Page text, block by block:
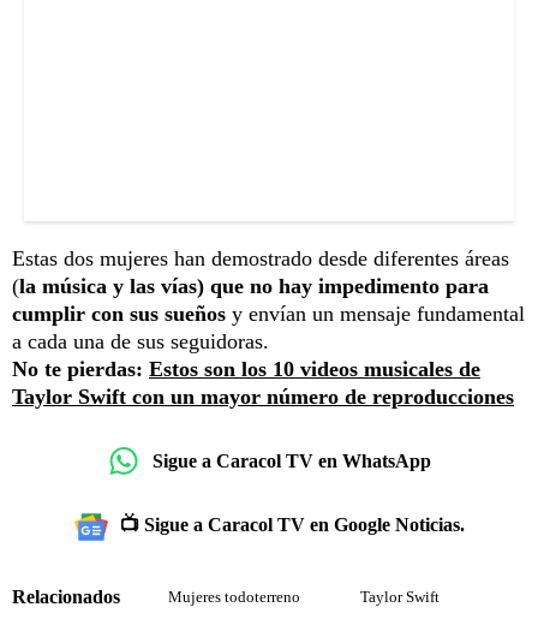
Estas dos mujeres han demostrado desde diferentes áreas
(la música y las vías) que no hay impedimento para
cumplir con sus sueños y envían un mensaje fundamental
a cada una de sus seguidoras.
No te pierdas: Estos son los 10 videos musicales de
Taylor Swift con un mayor número de reproducciones
Sigue a Caracol TV en WhatsApp
📺 Sigue a Caracol TV en Google Noticias.
Relacionados Mujeres todoterreno Taylor Swift